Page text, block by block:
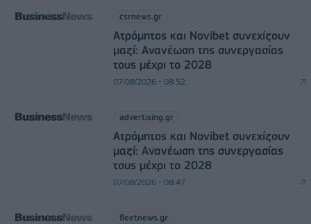
csrnews.gr
Ατρόμητος και Novibet συνεχίζουν
μαζί: Ανανέωση της συνεργασίας
τους μέχρι το 2028
07/08/2026 - 08:52
advertising.gr
Ατρόμητος και Novibet συνεχίζουν
μαζί: Ανανέωση της συνεργασίας
τους μέχρι το 2028
07/08/2026 - 08:47
fleetnews.gr